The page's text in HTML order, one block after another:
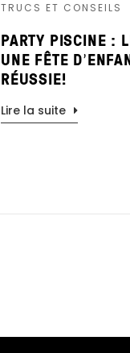
TRUCS ET CONSEILS
PARTY PISCINE :
UNE FÊTE
RÉUSSIE!
Lire la suite